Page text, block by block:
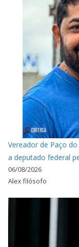
Vereador de Paço
a deputado federal
06/08/2026
Alex filósofo